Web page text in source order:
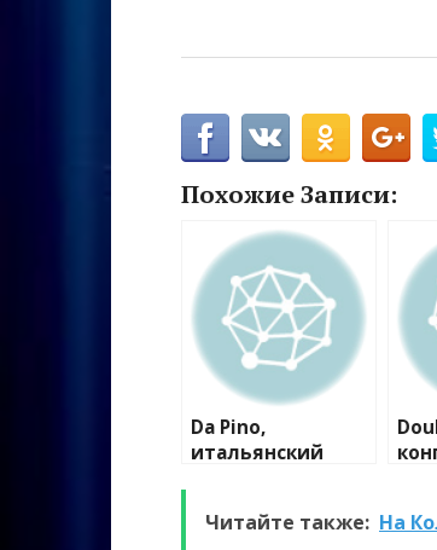
Похожие Записи:
Da Pino,
итальянский
Читайте также: На